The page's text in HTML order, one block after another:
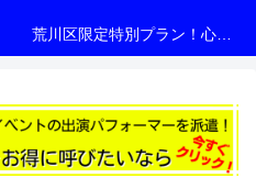
荒川区限定特別プラン！心も体も元気にする『有料老人ホーム向け特別エンターテイメント』